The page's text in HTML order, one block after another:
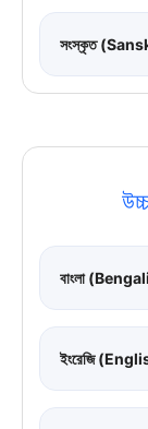
সংস্কৃত
বাংলা
ইংরেজি